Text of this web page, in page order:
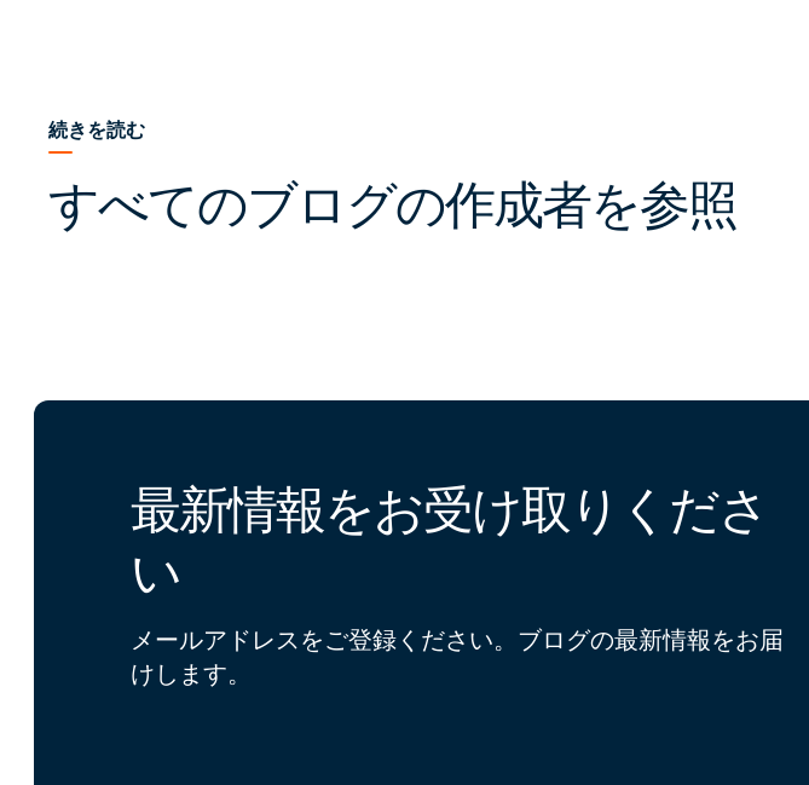
続きを読む
すべてのブログの作成者を参照
最新情報をお受け取りくださ
い
メールアドレスをご登録ください。ブログの最新情報をお届
けします。